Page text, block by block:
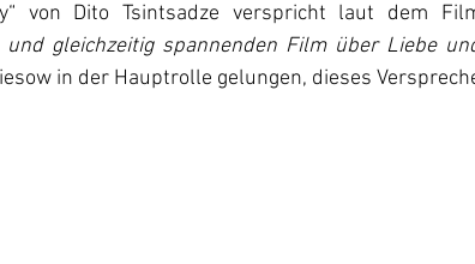
von Dito Tsintsadze verspricht laut dem
gleichzeitig spannenden Film über Liebe
in der Hauptrolle gelungen, dieses